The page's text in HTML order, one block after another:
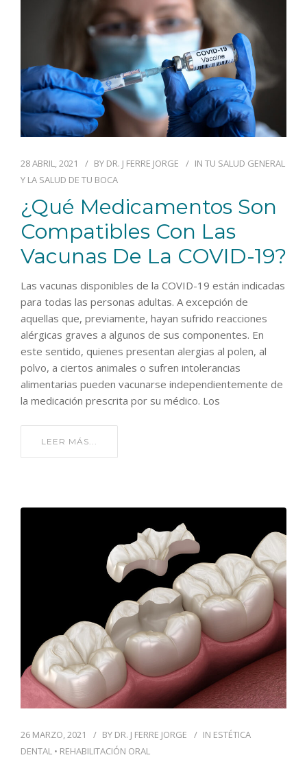
28 ABRIL, 2021 BY DR. J FERRE JORGE IN TU SALUD GENERAL
Y LA SALUD DE TU BOCA
¿Qué Medicamentos Son
Compatibles Con Las
Vacunas De La COVID-19?
Las vacunas disponibles de la COVID-19 están indicadas
para todas las personas adultas. A excepción de
aquellas que, previamente, hayan sufrido reacciones
alérgicas graves a algunos de sus componentes. En
este sentido, quienes presentan alergias al polen, al
polvo, a ciertos animales o sufren intolerancias
alimentarias pueden vacunarse independientemente de
la medicación prescrita por su médico. Los
LEER MÁS...
26 MARZO, 2021 BY DR. J FERRE JORGE IN ESTÉTICA
DENTAL • REHABILITACIÓN ORAL